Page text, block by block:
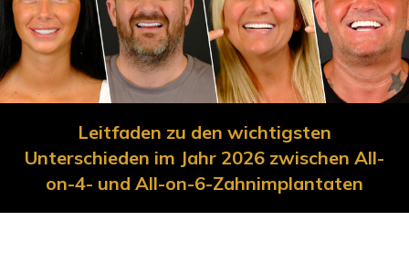
Leitfaden zu den wichtigsten
Unterschieden im Jahr 2026 zwischen All-
on-4- und All-on-6-Zahnimplantaten